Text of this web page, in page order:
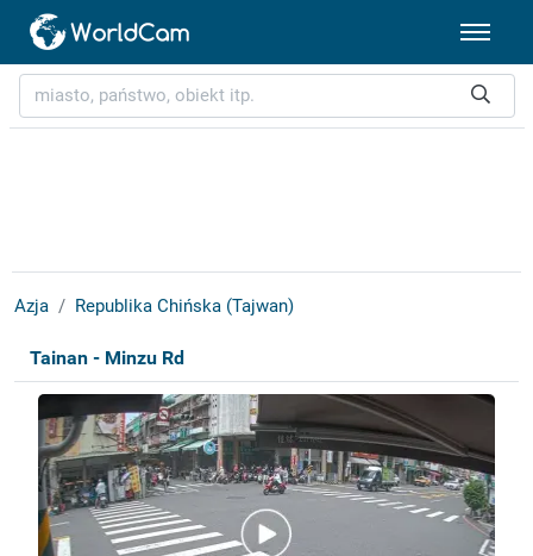
Azja Republika Chińska (Tajwan)
Tainan - Minzu Rd